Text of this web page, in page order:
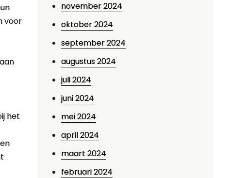
voor
het
november 2024
oktober 2024
september 2024
augustus 2024
juli 2024
juni 2024
mei 2024
april 2024
maart 2024
februari 2024